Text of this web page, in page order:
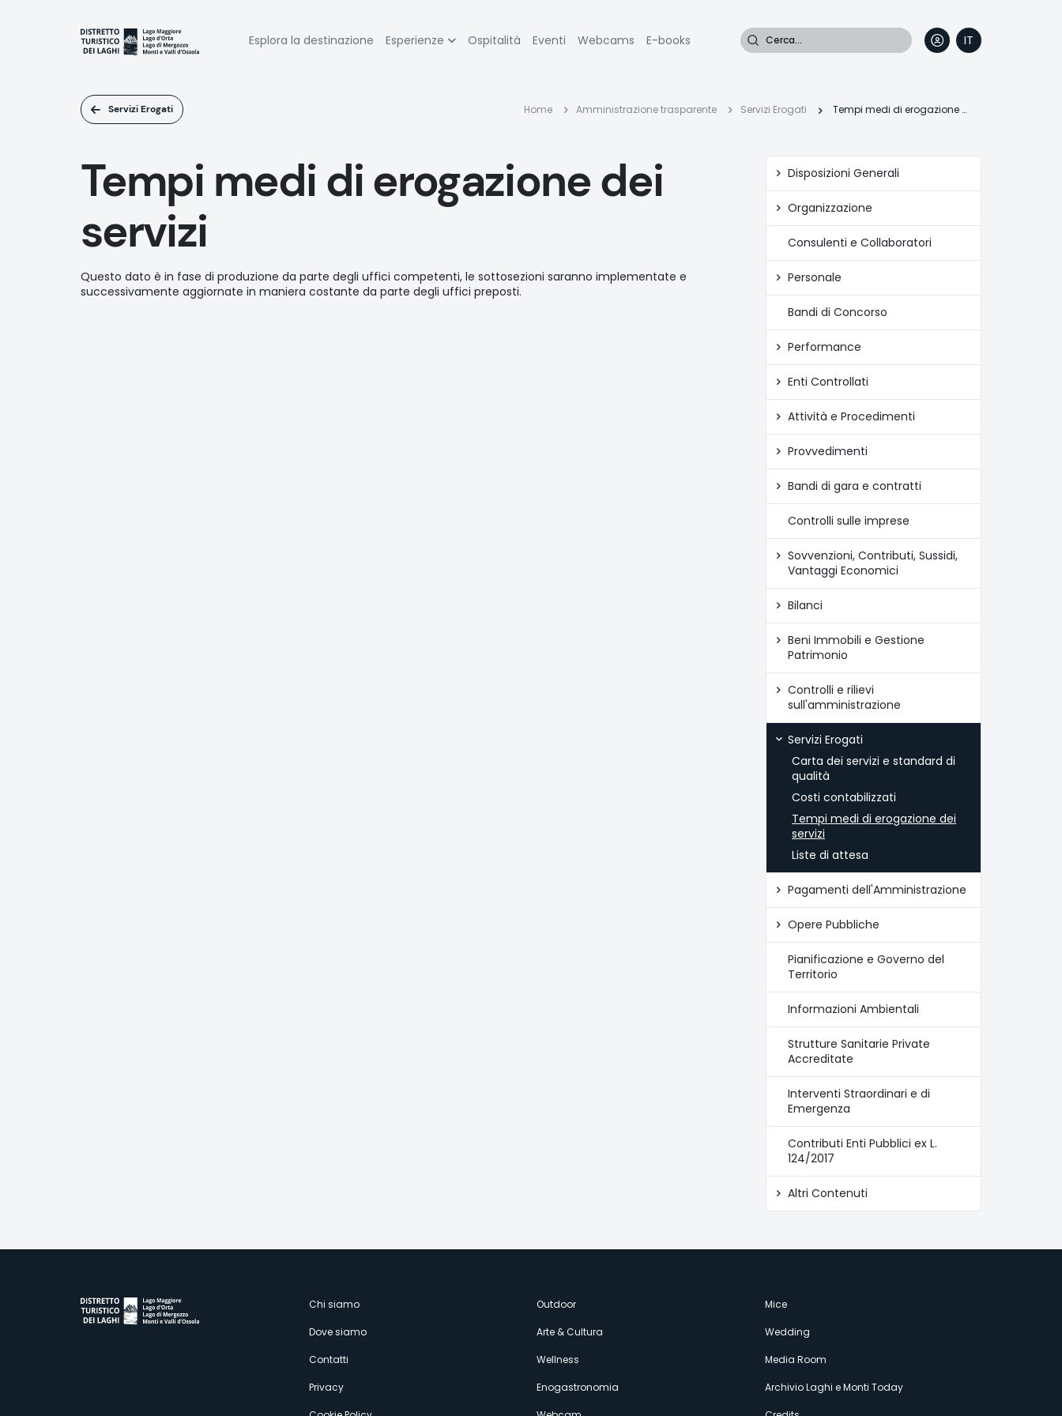
Navigazione
Esplora la destinazione Esperienze Ospitalità Eventi Webcams E-books Cerca
IT
EN
FR
DE
Servizi Erogati
Briciole
di
Home Amministrazione trasparente Servizi Erogati Tempi medi di erogazione dei servizi
Tempi medi di erogazione dei
servizi
Questo dato è in fase di produzione da parte degli uffici competenti, le sottosezioni saranno implementate e
successivamente aggiornate in maniera costante da parte degli uffici preposti.
Amministrazione
trasparente
Disposizioni Generali
Organizzazione
Consulenti e Collaboratori
Personale
Bandi di Concorso
Performance
Enti Controllati
Attività e Procedimenti
Provvedimenti
Bandi di gara e contratti
Controlli sulle imprese
Sovvenzioni, Contributi, Sussidi,
Vantaggi Economici
Bilanci
Beni Immobili e Gestione
Patrimonio
Controlli e rilievi
sull'amministrazione
Servizi Erogati
Carta dei servizi e standard di
qualità
Costi contabilizzati
Tempi medi di erogazione dei
servizi
Liste di attesa
Pagamenti dell'Amministrazione
Opere Pubbliche
Pianificazione e Governo del
Territorio
Informazioni Ambientali
Strutture Sanitarie Private
Accreditate
Interventi Straordinari e di
Emergenza
Contributi Enti Pubblici ex L.
124/2017
Altri Contenuti
Menù
secondario
Chi siamo
Dove siamo
Contatti
Privacy
Outdoor
Arte & Cultura
Wellness
Enogastronomia
Mice
Wedding
Media Room
Archivio Laghi e Monti Today